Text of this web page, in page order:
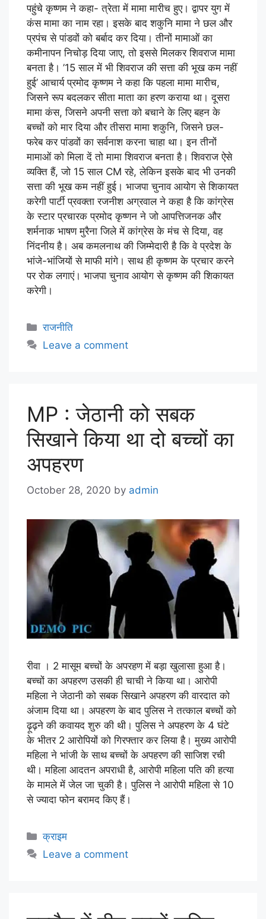
पहुंचे कृष्णम ने कहा- त्रेता में मामा मारीच हुए। द्वापर युग में
कंस मामा का नाम रहा। इसके बाद शकुनि मामा ने छल और
प्रपंच से पांडवों को बर्बाद कर दिया। तीनों मामाओं का
कमीनापन निचोड़ दिया जाए, तो इससे मिलकर शिवराज मामा
बनता है। ’15 साल में भी शिवराज की सत्ता की भूख कम नहीं
हुई’ आचार्य प्रमोद कृष्णम ने कहा कि पहला मामा मारीच,
जिसने रूप बदलकर सीता माता का हरण कराया था। दूसरा
मामा कंस, जिसने अपनी सत्ता को बचाने के लिए बहन के
बच्चों को मार दिया और तीसरा मामा शकुनि, जिसने छल-
फरेब कर पांडवों का सर्वनाश करना चाहा था। इन तीनों
मामाओं को मिला दें तो मामा शिवराज बनता है। शिवराज ऐसे
व्यक्ति हैं, जो 15 साल CM रहे, लेकिन इसके बाद भी उनकी
सत्ता की भूख कम नहीं हुई। भाजपा चुनाव आयोग से शिकायत
करेगी पार्टी प्रवक्ता रजनीश अग्रवाल ने कहा है कि कांग्रेस
के स्टार प्रचारक प्रमोद कृष्णन ने जो आपत्तिजनक और
शर्मनाक भाषण मुरैना जिले में कांग्रेस के मंच से दिया, वह
निंदनीय है। अब कमलनाथ की जिम्मेदारी है कि वे प्रदेश के
भांजे-भांजियों से माफी मांगे। साथ ही कृष्णम के प्रचार करने
पर रोक लगाएं। भाजपा चुनाव आयोग से कृष्णम की शिकायत
करेगी।
राजनीति
Leave a comment
MP : जेठानी को सबक
सिखाने किया था दो बच्चों का
अपहरण
October 28, 2020 by admin
रीवा । 2 मासूम बच्चों के अपरहण में बड़ा खुलासा हुआ है।
बच्चों का अपहरण उसकी ही चाची ने किया था। आरोपी
महिला ने जेठानी को सबक सिखाने अपहरण की वारदात को
अंजाम दिया था। अपहरण के बाद पुलिस ने तत्काल बच्चों को
ढ़ूढ़ने की कवायद शुरु की थी। पुलिस ने अपहरण के 4 घंटे
के भीतर 2 आरोपियों को गिरफ्तार कर लिया है। मुख्य आरोपी
महिला ने भांजी के साथ बच्चों के अपहरण की साजिश रची
थी। महिला आदतन अपराधी है, आरोपी महिला पति की हत्या
के मामले में जेल जा चुकी है। पुलिस ने आरोपी महिला से 10
से ज्यादा फोन बरामद किए हैं।
क्राइम
Leave a comment